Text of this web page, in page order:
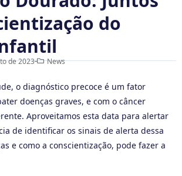
do
de 2023 News
o diagnóstico precoce é um fator
doenças graves, e com o câncer
Aproveitamos esta data para alertar
de identificar os sinais de alerta dessa
e como a conscientização, pode fazer a